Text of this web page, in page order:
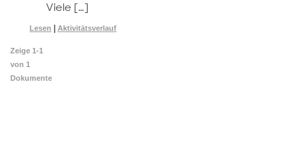
Viele […]
Lesen | Aktivitätsverlauf
Zeige 1-1
von 1
Dokumente